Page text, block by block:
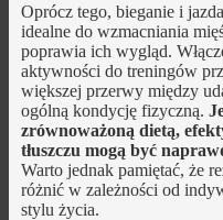
Oprócz tego, bieganie i
idealne do wzmacniania
poprawia ich wygląd.
aktywności do treningów
większej przerwy między
ogólną kondycję fizyczną.
zrównoważoną dietą,
tłuszczu mogą być
Warto jednak pamiętać, że
różnić w zależności od
stylu życia.